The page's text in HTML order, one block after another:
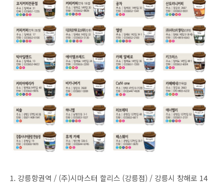
1. 강릉항권역 / (주)시마스터 할리스 (강릉점) / 강릉시 창해로 14